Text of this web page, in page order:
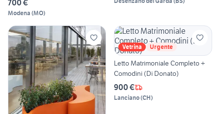
700 €
Modena (MO)
Vetrina Urgente
Letto Matrimoniale Completo +
Comodini (Di Donato)
900 €
Lanciano(CH)